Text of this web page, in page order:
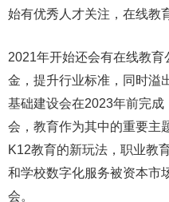
始有优秀人才关注，在线教
2021年开始还会有在线教
金，提升行业标准，同时溢
基础建设会在2023年前完
会，教育作为其中的重要主
K12教育的新玩法，职业教
和学校数字化服务被资本市
会。